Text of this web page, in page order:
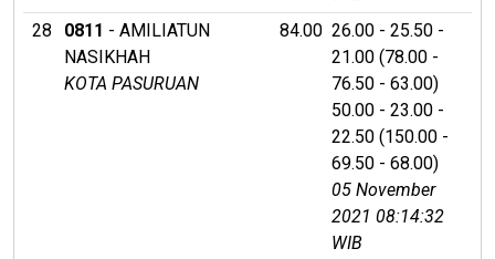
28
0811 - AMILIATUN
NASIKHAH
KOTA PASURUAN
84.00 26.00 - 25.50 -
21.00 (78.00 -
76.50 - 63.00)
50.00 - 23.00 -
22.50 (150.00 -
69.50 - 68.00)
05 November
2021 08:14:32
WIB